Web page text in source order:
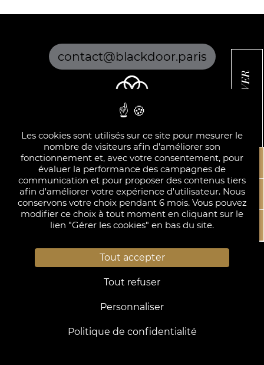
RÉSERVER
contact@blackdoor.paris
Mentions Légales
Politique de confidentialité
2026 - Conception:Terres Rouges
Les cookies sont utilisés sur ce site pour mesurer le
nombre de visiteurs afin d'améliorer son
fonctionnement et, avec votre consentement, pour
évaluer la performance des campagnes de
communication et pour proposer des contenus tiers
afin d'améliorer votre expérience d'utilisateur. Nous
conservons votre choix pendant 6 mois. Vous pouvez
modifier ce choix à tout moment en cliquant sur le
lien "Gérer les cookies" en bas du site.
Tout accepter
Tout refuser
Personnaliser
Politique de confidentialité